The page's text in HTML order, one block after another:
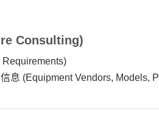
Consulting)
息 (Equipment Vendors, Models,